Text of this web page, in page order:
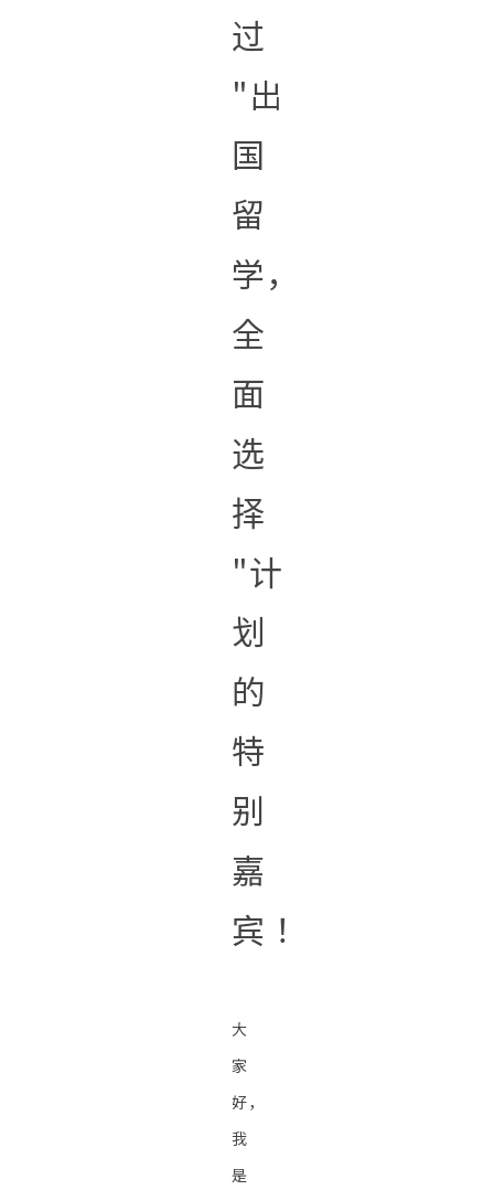
过
"出
国
留
学，
全
面
选
择
"计
划
的
特
别
嘉
宾！
大
家
好，
我
是